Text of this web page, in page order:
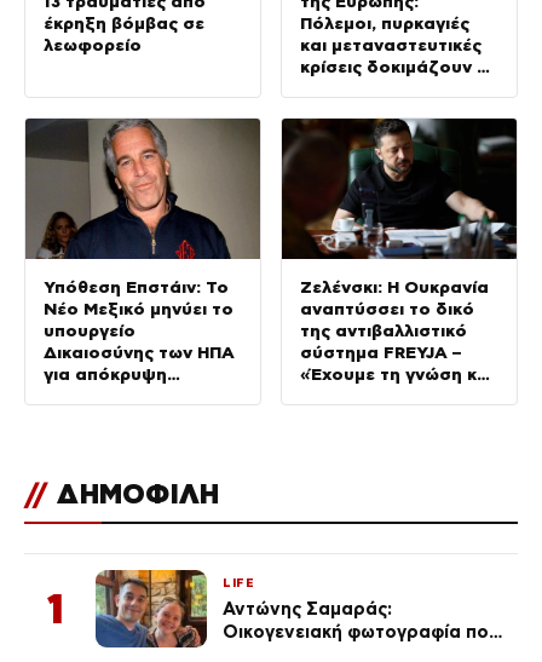
έκρηξη βόμβας σε
λεωφορείο
Πόλεμοι, πυρκαγιές
και μεταναστευτικές
κρίσεις δοκιμάζουν τη
Υπόθεση Επστάιν: Το
Νέο Μεξικό μηνύει το
υπουργείο
Δικαιοσύνης των ΗΠΑ
για απόκρυψη
Ζελένσκι: Η Ουκρανία
αναπτύσσει το δικό
της αντιβαλλιστικό
σύστημα FREYJA –
«Έχουμε τη γνώση και
// ΔΗΜΟΦΙΛΗ
1
LIFE
Αντώνης Σαμαράς:
Οικογενειακή φωτογραφία που